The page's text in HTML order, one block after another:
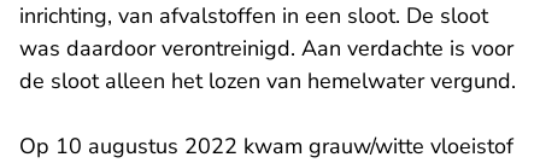
inrichting, van afvalstoffen in een sloot. De sloot
was daardoor verontreinigd. Aan verdachte is voor
de sloot alleen het lozen van hemelwater vergund.
Op 10 augustus 2022 kwam grauw/witte vloeistof